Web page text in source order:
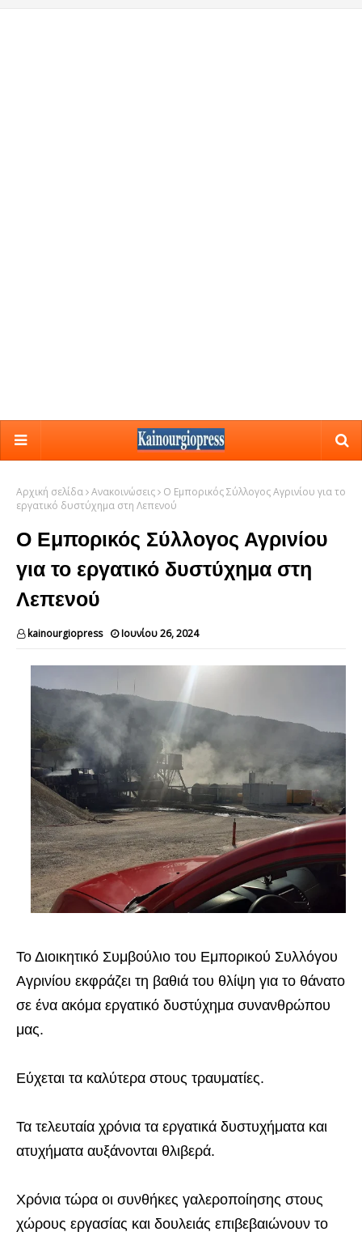
Αρχική σελίδα Ανακοινώσεις
Ο Εμπορικός Σύλλογος Αγρινίου για το
εργατικό δυστύχημα στη Λεπενού
Ο Εμπορικός Σύλλογος Αγρινίου
για το εργατικό δυστύχημα στη
Λεπενού
kainourgiopress Ιουνίου 26, 2024
Το Διοικητικό Συμβούλιο του Εμπορικού Συλλόγου
Αγρινίου εκφράζει τη βαθιά του θλίψη για το θάνατο
σε ένα ακόμα εργατικό δυστύχημα συνανθρώπου
μας.
Εύχεται τα καλύτερα στους τραυματίες.
Τα τελευταία χρόνια τα εργατικά δυστυχήματα και
ατυχήματα αυξάνονται θλιβερά.
Χρόνια τώρα οι συνθήκες γαλεροποίησης στους
χώρους εργασίας και δουλειάς επιβεβαιώνουν το